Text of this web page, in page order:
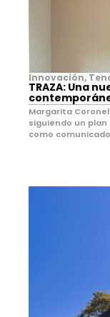
Innovación,
TRAZA: Una
Margarita
siguiendo un
como